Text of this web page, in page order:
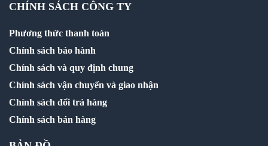
CHÍNH SÁCH CÔNG TY
Phương thức thanh toán
Chính sách bảo hành
Chính sách và quy định chung
Chính sách vận chuyển và giao nhận
Chính sách đổi trả hàng
Chính sách bán hàng